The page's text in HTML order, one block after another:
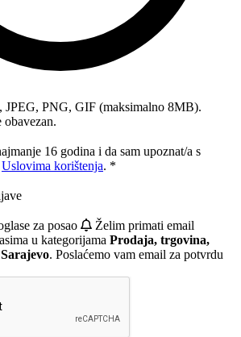
JPEG, PNG, GIF (maksimalno 8MB).
16 godina i da sam upoznat/a s
Uslovima korištenja. *
za posao
Želim primati email
u kategorijama Prodaja, trgovina,
Sarajevo. Poslaćemo vam email za potvrdu